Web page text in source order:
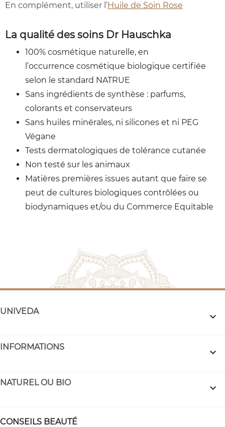
En complément, utiliser l’Huile de Soin Rose
La qualité des soins Dr Hauschka
100% cosmétique naturelle, en
l’occurrence cosmétique biologique certifiée
selon le standard NATRUE
Sans ingrédients de synthèse : parfums,
colorants et conservateurs
Sans huiles minérales, ni silicones et ni PEG
Végane
Tests dermatologiques de tolérance cutanée
Non testé sur les animaux
Matières premières issues autant que faire se
peut de cultures biologiques contrôlées ou
biodynamiques et/ou du Commerce Equitable
UNIVEDA 
INFORMATIONS 
NATUREL OU BIO 
CONSEILS BEAUTÉ